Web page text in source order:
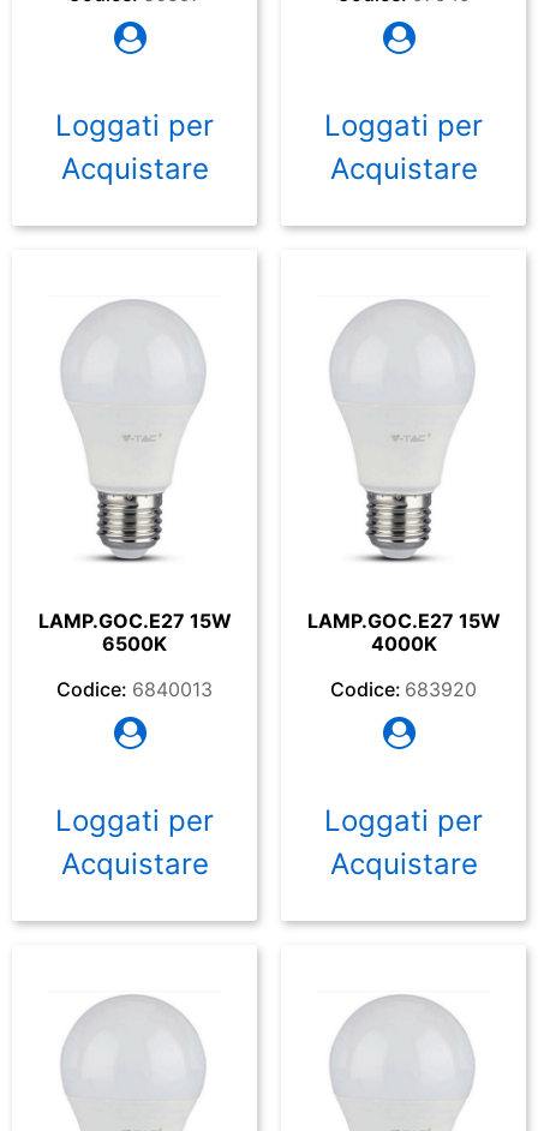
Loggati per
Acquistare
Loggati per
Acquistare
LAMP.GOC.E27 15W
6500K
Codice: 6840013
Loggati per
Acquistare
LAMP.GOC.E27 15W
4000K
Codice: 683920
Loggati per
Acquistare